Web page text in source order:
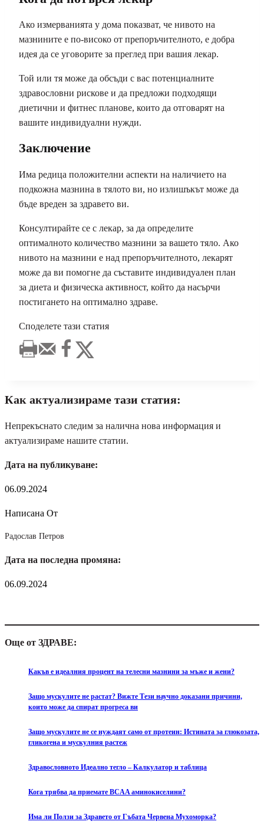
Ако измерванията у дома показват, че нивото на
мазнините е по-високо от препоръчителното, е добра
идея да се уговорите за преглед при вашия лекар.
Той или тя може да обсъди с вас потенциалните
здравословни рискове и да предложи подходящи
диетични и фитнес планове, които да отговарят на
вашите индивидуални нужди.
Заключение
Има редица положителни аспекти на наличието на
подкожна мазнина в тялото ви, но излишъкът може да
бъде вреден за здравето ви.
Консултирайте се с лекар, за да определите
оптималното количество мазнини за вашето тяло. Ако
нивото на мазнини е над препоръчителното, лекарят
може да ви помогне да съставите индивидуален план
за диета и физическа активност, който да насърчи
постигането на оптимално здраве.
Споделете тази статия
Как актуализираме тази статия:
Непрекъснато следим за налична нова информация и
актуализираме нашите статии.
Дата на публикуване:
06.09.2024
Написана От
Радослав Петров
Дата на последна промяна:
06.09.2024
Още от ЗДРАВЕ:
Какъв е идеалния процент на телесни мазнини за мъже и жени?
Защо мускулите не растат? Вижте Тези научно доказани причини,
които може да спират прогреса ви
Защо мускулите не се нуждаят само от протеин: Истината за глюкозата,
гликогена и мускулния растеж
Здравословното Идеално тегло – Калкулатор и таблица
Кога трябва да приемате BCAA аминокиселини?
Има ли Ползи за Здравето от Гъбата Червена Мухоморка?